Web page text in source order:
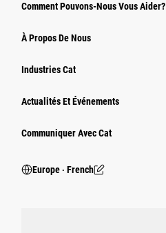
Comment Pouvons-Nous Vous Aider?
À Propos De Nous
Industries Cat
Actualités Et Événements
Communiquer Avec Cat
Europe ‧ French